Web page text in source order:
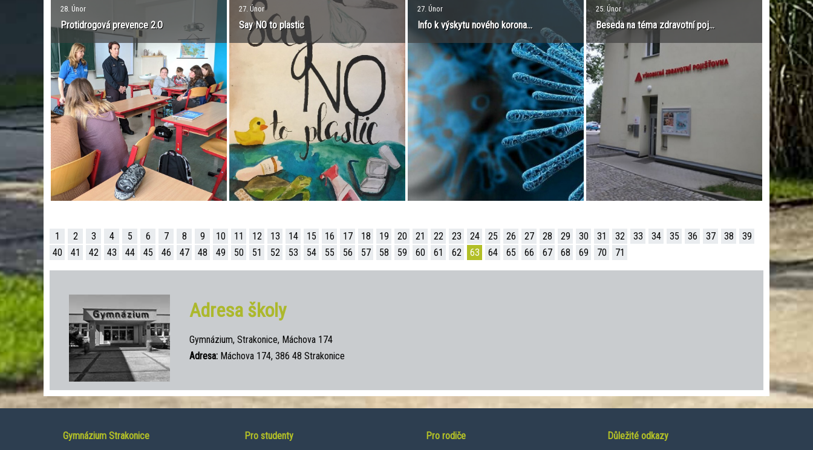
28. Únor
Protidrogová prevence 2.O
27. Únor
Say NO to plastic
27. Únor
Info k výskytu nového korona...
25. Únor
Beseda na téma zdravotní poj...
1 2 3 4 5 6 7 8 9 10 11 12 13 14 15 16 17 18 19 20 21 22 23 24 25 26 27 28 29 30 31 32 33 34 35 36 37 38
39
40
41 42 43 44 45 46 47 48 49 50 51 52 53 54 55 56 57 58 59 60 61 62 63 64 65 66 67 68 69 70 71
Adresa školy
Gymnázium, Strakonice, Máchova 174
Adresa:Máchova 174, 386 48 Strakonice
Gymnázium Strakonice Pro studenty Pro rodiče Důležité odkazy